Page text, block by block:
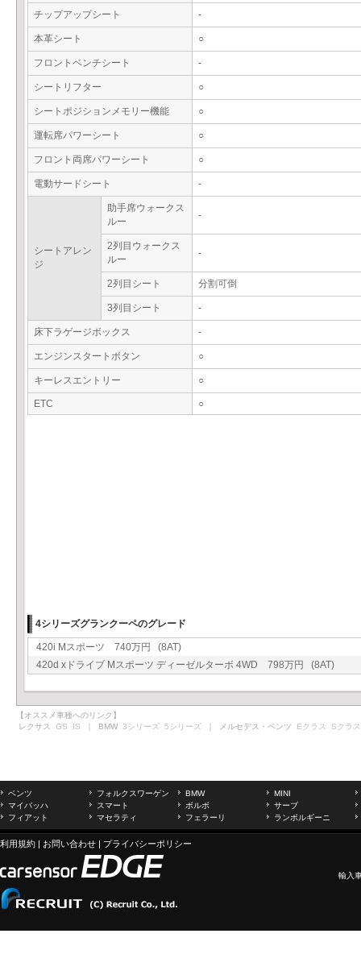
チップアップシート -
本革シート ○
フロントベンチシート -
シートリフター ○
シートポジションメモリー機能 ○
運転席パワーシート ○
フロント両席パワーシート ○
電動サードシート -
シートアレン
ジ
助手席ウォークス
ルー
-
2列目ウォークス
ルー
-
2列目シート 分割可倒
3列目シート -
床下ラゲージボックス -
エンジンスタートボタン ○
キーレスエントリー ○
ETC ○
4シリーズグランクーペのグレード
420i Mスポーツ 740万円 (8AT)
420d xドライブ Mスポーツ ディーゼルターボ 4WD 798万円 (8AT)
【オススメ車種へのリンク】
レクサス GS IS ｜ BMW 3シリーズ 5シリーズ ｜ メルセデス・ベンツ Eクラス Sクラス
ベンツ フォルクスワーゲン BMW
MINI
マイバッハ
スマート ボルボ
サーブ
フィアット
マセラティ フェラーリ ランボルギーニ
利用規約 | お問い合わせ | プライバシーポリシー
輸入